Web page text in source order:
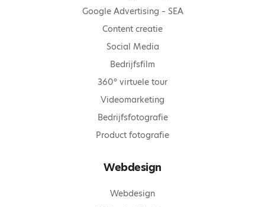
Google Advertising – SEA
Content creatie
Social Media
Bedrijfsfilm
360° virtuele tour
Videomarketing
Bedrijfsfotografie
Product fotografie
Webdesign
Webdesign